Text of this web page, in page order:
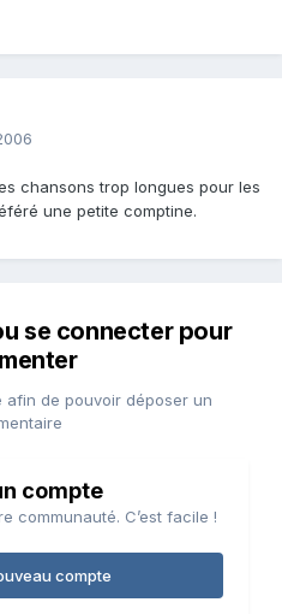
chansons trop longues pour les
une petite comptine.
se connecter pour
afin de pouvoir déposer un
compte
communauté. C’est facile !
compte